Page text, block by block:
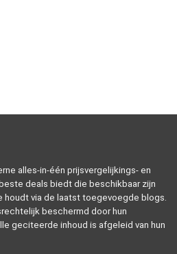
alles-in-één prijsvergelijkings- en
deals biedt die beschikbaar zijn
houdt via de laatst toegevoegde blogs.
beschermd door hun
geciteerde inhoud is afgeleid van hun